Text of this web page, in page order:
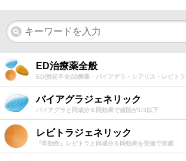
ED治療薬全般
ED(勃起不全)治療薬・バイアグラ・シアリス・レビトラ
バイアグラジェネリック
バイアグラと同成分＆同効果で値段が1/3以下
レビトラジェネリック
『即効性』レビトラと同成分＆同効果を安価で実感